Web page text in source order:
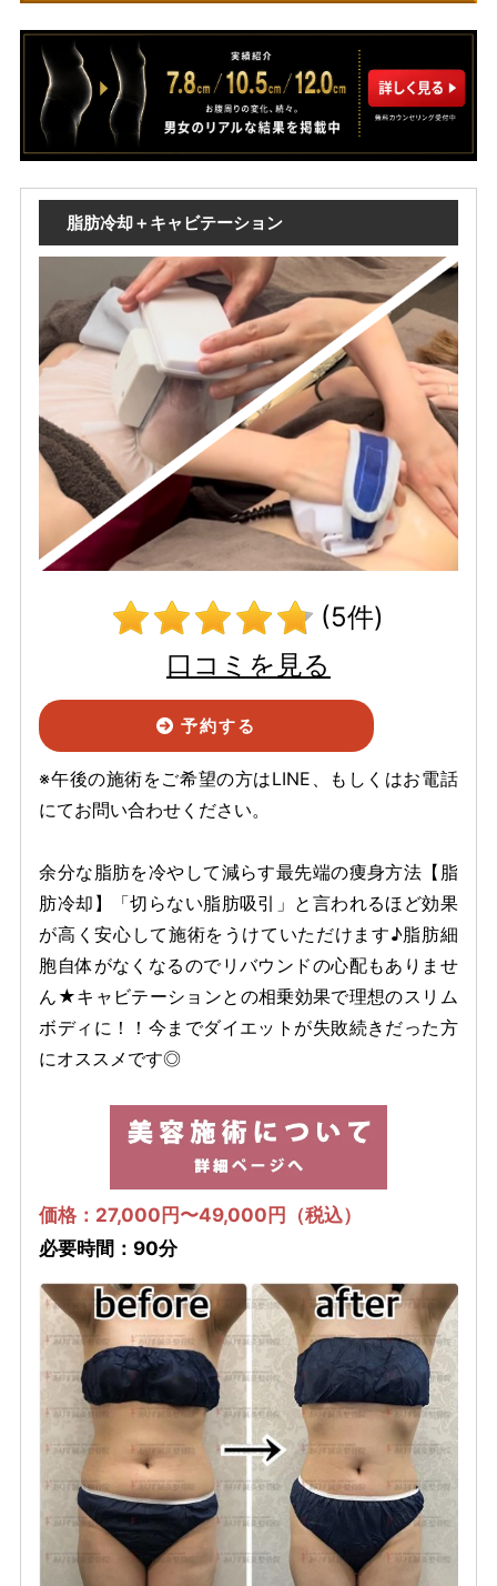
脂肪冷却＋キャビテーション
(5件)
口コミを見る
予約する
※午後の施術をご希望の方はLINE、もしくはお電話
にてお問い合わせください。
余分な脂肪を冷やして減らす最先端の痩身方法【脂
肪冷却】「切らない脂肪吸引」と言われるほど効果
が高く安心して施術をうけていただけます♪脂肪細
胞自体がなくなるのでリバウンドの心配もありませ
ん★キャビテーションとの相乗効果で理想のスリム
ボディに！！今までダイエットが失敗続きだった方
にオススメです◎
価格：27,000円〜49,000円（税込）
必要時間：90分